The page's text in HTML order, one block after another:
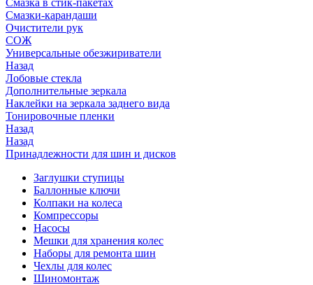
Смазка в стик-пакетах
Смазки-карандаши
Очистители рук
СОЖ
Универсальные обезжириватели
Назад
Лобовые стекла
Дополнительные зеркала
Наклейки на зеркала заднего вида
Тонировочные пленки
Назад
Назад
Принадлежности для шин и дисков
Заглушки ступицы
Баллонные ключи
Колпаки на колеса
Компрессоры
Насосы
Мешки для хранения колес
Наборы для ремонта шин
Чехлы для колес
Шиномонтаж